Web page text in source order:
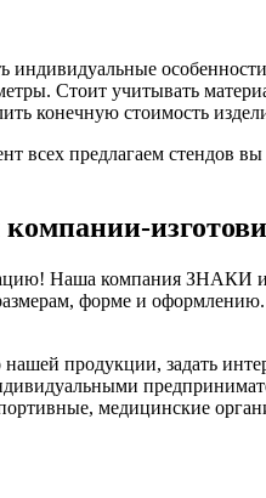
индивидуальные
Стоит учитывать
конечную стоимость
предлагаем стендов вы
Наша компания ЗНАКИ
форме и
продукции, задать
медицинские